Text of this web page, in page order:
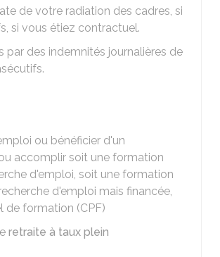
de votre radiation des cadres, si
si vous étiez contractuel.
par des indemnités journalières de
ou bénéficier d'un
accomplir soit une formation
d'emploi, soit une formation
d'emploi mais financée,
de formation (CPF)
retraite à taux plein